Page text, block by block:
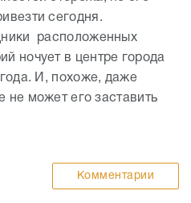
сегодня.
расположенных
ночует в центре города
И, похоже, даже
не может его заставить
Комментарии